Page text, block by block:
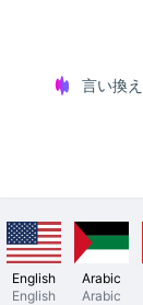
言い換え
English
English
Arabic
Arabic